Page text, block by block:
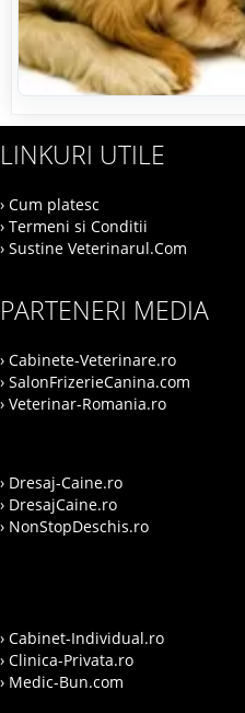
LINKURI UTILE
› Cum platesc
› Termeni si Conditii
› Sustine Veterinarul.Com
PARTENERI MEDIA
› Cabinete-Veterinare.ro
› SalonFrizerieCanina.com
› Veterinar-Romania.ro
› Dresaj-Caine.ro
› DresajCaine.ro
› NonStopDeschis.ro
› Cabinet-Individual.ro
› Clinica-Privata.ro
› Medic-Bun.com